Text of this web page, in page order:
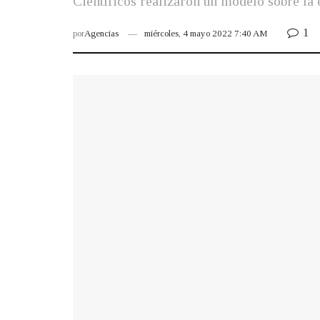
porAgencias miércoles, 4 mayo 2022 7:40 AM 1